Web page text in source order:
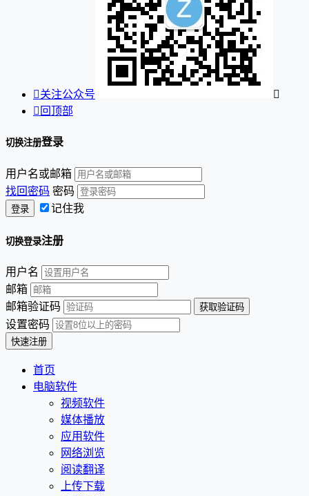
关注公众号

 回顶部
切换注册登录
用户名或邮箱
找回密码 密码
记住我
切换登录注册
用户名
邮箱
邮箱验证码
设置密码
首页
电脑软件
视频软件
媒体播放
应用软件
网络浏览
阅读翻译
上传下载